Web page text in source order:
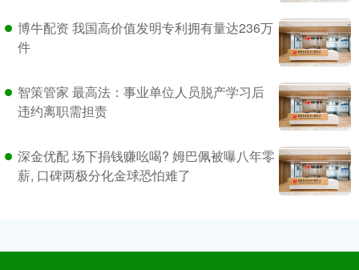
博牛配资 我国高价值发明专利拥有量达236万
件
智策管家 最高法：事业单位人员脱产学习后
违约离职需担责
深金优配 场下捐钱赚吆喝? 姆巴佩被曝八年零
薪, 口碑两极分化金球恐怕难了